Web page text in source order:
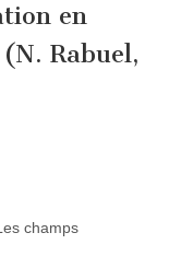
en
Rabuel,
champs